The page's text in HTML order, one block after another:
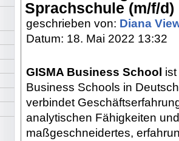
Sprachschule (m/f/
geschrieben von: Diana
Datum: 18. Mai 2022 13:32
GISMA Business School
Business Schools in
verbindet
analytischen Fähigkeiten
maßgeschneidertes,